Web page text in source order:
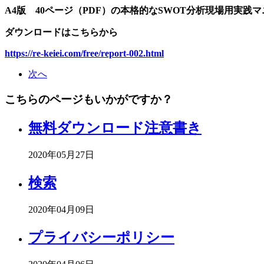
A4版 40ページ（PDF）の本格的なSWOT分析現場用実践
ダウンロードはこちらから
https://re-keiei.com/free/report-002.html
次へ
こちらのページもいかがですか？
無料ダウンロード注意書き
2020年05月27日
検索
2020年04月09日
プライバシーポリシー